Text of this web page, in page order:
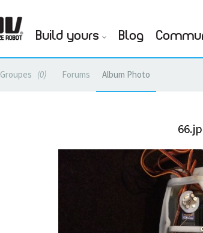
Build yours Blog
Groupes 0 Forums Album Photo